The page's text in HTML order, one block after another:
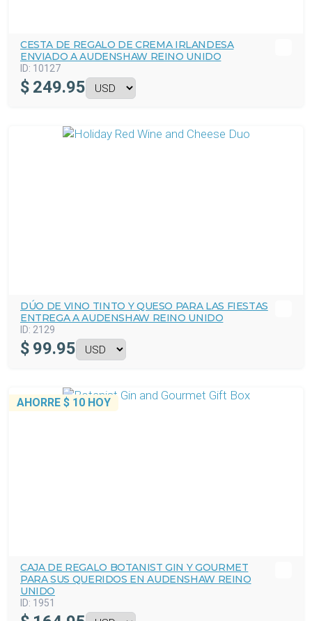
CESTA DE REGALO DE CREMA IRLANDESA
ENVIADO A AUDENSHAW REINO UNIDO
ID: 10127
$ 249.95
DÚO DE VINO TINTO Y QUESO PARA LAS FIESTAS
ENTREGA A AUDENSHAW REINO UNIDO
ID: 2129
$ 99.95
AHORRE $ 10 HOY
CAJA DE REGALO BOTANIST GIN Y GOURMET
PARA SUS QUERIDOS EN AUDENSHAW REINO
UNIDO
ID: 1951